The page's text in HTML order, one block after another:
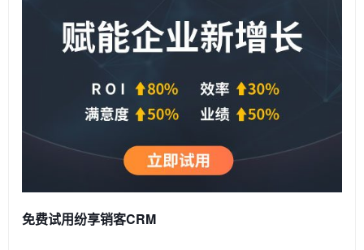
免费试用纷享销客CRM